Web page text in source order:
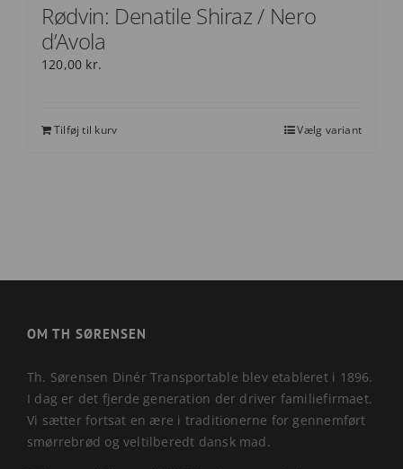
Rødvin: Denatile Shiraz / Nero
d’Avola
120,00 kr.
Tilføj til kurv Vælg variant
OM TH SØRENSEN
Th. Sørensen Dinér Transportable blev etableret i 1896.
I dag er det fjerde generation der driver familiefirmaet.
Vi sætter fortsat en ære i traditionerne for gennemført
smørrebrød og veltilberedt dansk mad.